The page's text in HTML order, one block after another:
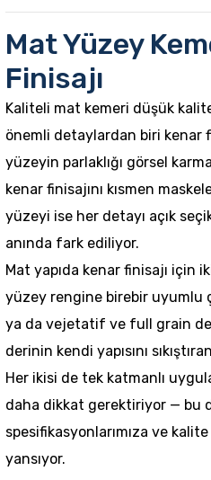
Mat Yüzey
Finisajı
Kaliteli mat kemeri düşük
önemli detaylardan biri kenar
yüzeyin parlaklığı görsel
kenar finisajını kısmen
yüzeyi ise her detayı açık
anında fark ediliyor.
Mat yapıda kenar finisajı için
yüzey rengine birebir uyumlu
ya da vejetatif ve full grain
derinin kendi yapısını
Her ikisi de tek katmanlı
daha dikkat gerektiriyor — bu
spesifikasyonlarımıza ve
yansıyor.